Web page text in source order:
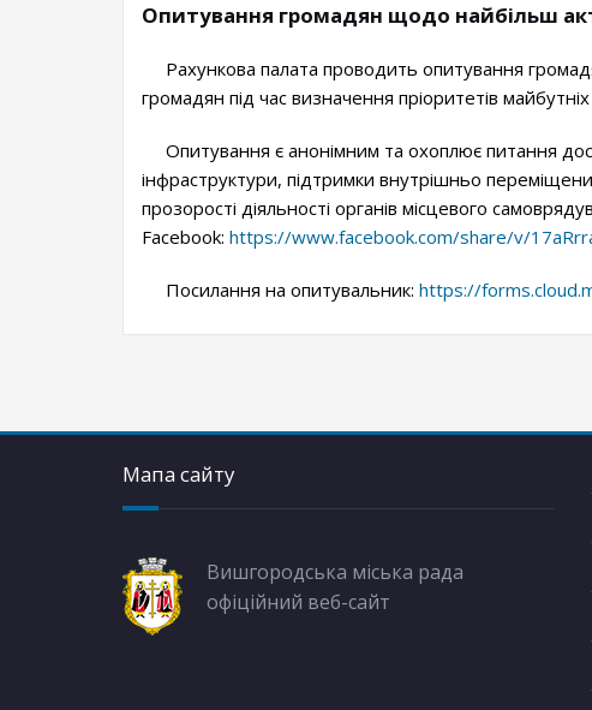
Опитування громадян щодо найбільш
Рахункова палата проводить опитування
громадян під час визначення пріоритетів
Опитування є анонімним та охоплює питання
інфраструктури, підтримки внутрішньо
прозорості діяльності органів місцевого
Facebook: https://www.facebook.com/share/v/
Посилання на опитувальник: https://
Мапа сайту
Вишгородська міська рада
офіційний веб-сайт